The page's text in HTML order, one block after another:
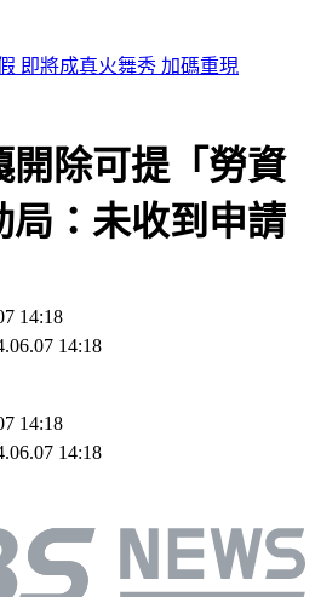
長下班後勸阻被爆揍
開除可提「勞資
：未收到申請
14:18
14:18
14:18
14:18